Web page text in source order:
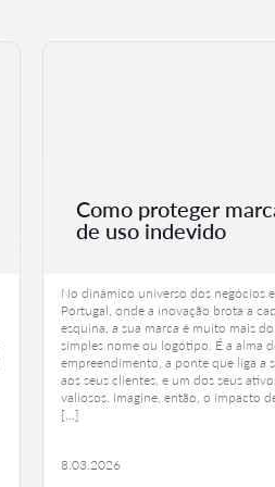
Como proteger
de uso indevido
No dinâmico universo dos negócios
Portugal, onde a inovação brota a
esquina, a sua marca é muito mais
simples nome ou logótipo. É a alma
empreendimento, a ponte que liga a
aos seus clientes, e um dos seus
valiosos. Imagine, então, o impacto
[…]
8.03.2026